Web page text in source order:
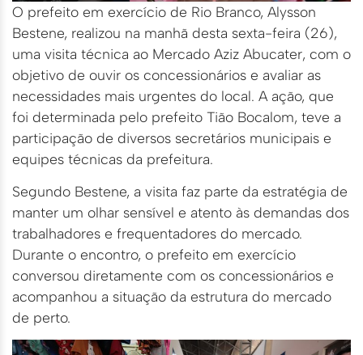
O prefeito em exercício de Rio Branco, Alysson
Bestene, realizou na manhã desta sexta-feira (26),
uma visita técnica ao Mercado Aziz Abucater, com o
objetivo de ouvir os concessionários e avaliar as
necessidades mais urgentes do local. A ação, que
foi determinada pelo prefeito Tião Bocalom, teve a
participação de diversos secretários municipais e
equipes técnicas da prefeitura.
Segundo Bestene, a visita faz parte da estratégia de
manter um olhar sensível e atento às demandas dos
trabalhadores e frequentadores do mercado.
Durante o encontro, o prefeito em exercício
conversou diretamente com os concessionários e
acompanhou a situação da estrutura do mercado
de perto.